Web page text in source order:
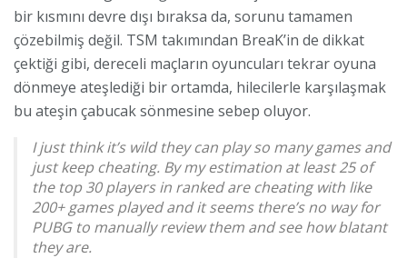
bir kısmını devre dışı bıraksa da, sorunu tamamen
çözebilmiş değil. TSM takımından BreaK’in de dikkat
çektiği gibi, dereceli maçların oyuncuları tekrar oyuna
dönmeye ateşlediği bir ortamda, hilecilerle karşılaşmak
bu ateşin çabucak sönmesine sebep oluyor.
I just think it’s wild they can play so many games and
just keep cheating. By my estimation at least 25 of
the top 30 players in ranked are cheating with like
200+ games played and it seems there’s no way for
PUBG to manually review them and see how blatant
they are.